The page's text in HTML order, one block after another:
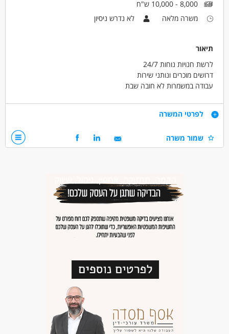
8,000 - 10,000 ש"ח
משרה מלאה
לא נדרש ניסיון
תיאור
לרשת חנויות נוחות 24/7
דרושים מוכרים ונותני שירות
עבודה במשמרות לא חובה שבת
אפשרי למשרה מלאה/חלקית/זמנית
40 לשעה
דרישות
מאפייני משרה
משרה חלקית
משרה זמנית
עבודת משמרות
בני 40 פלוס
לפרטי המשרה
שמור משרה